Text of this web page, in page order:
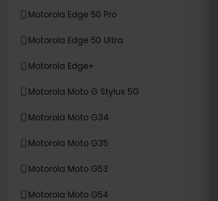
Motorola Edge 50 Pro
Motorola Edge 50 Ultra
Motorola Edge+
Motorola Moto G Stylus 5G
Motorola Moto G34
Motorola Moto G35
Motorola Moto G53
Motorola Moto G54